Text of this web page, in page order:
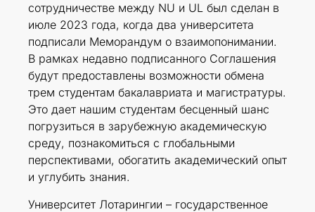
сотрудничестве между NU и UL был сделан в
июле 2023 года, когда два университета
подписали Меморандум о взаимопонимании.
В рамках недавно подписанного Соглашения
будут предоставлены возможности обмена
трем студентам бакалавриата и магистратуры.
Это дает нашим студентам бесценный шанс
погрузиться в зарубежную академическую
среду, познакомиться с глобальными
перспективами, обогатить академический опыт
и углубить знания.
Университет Лотарингии – государственное